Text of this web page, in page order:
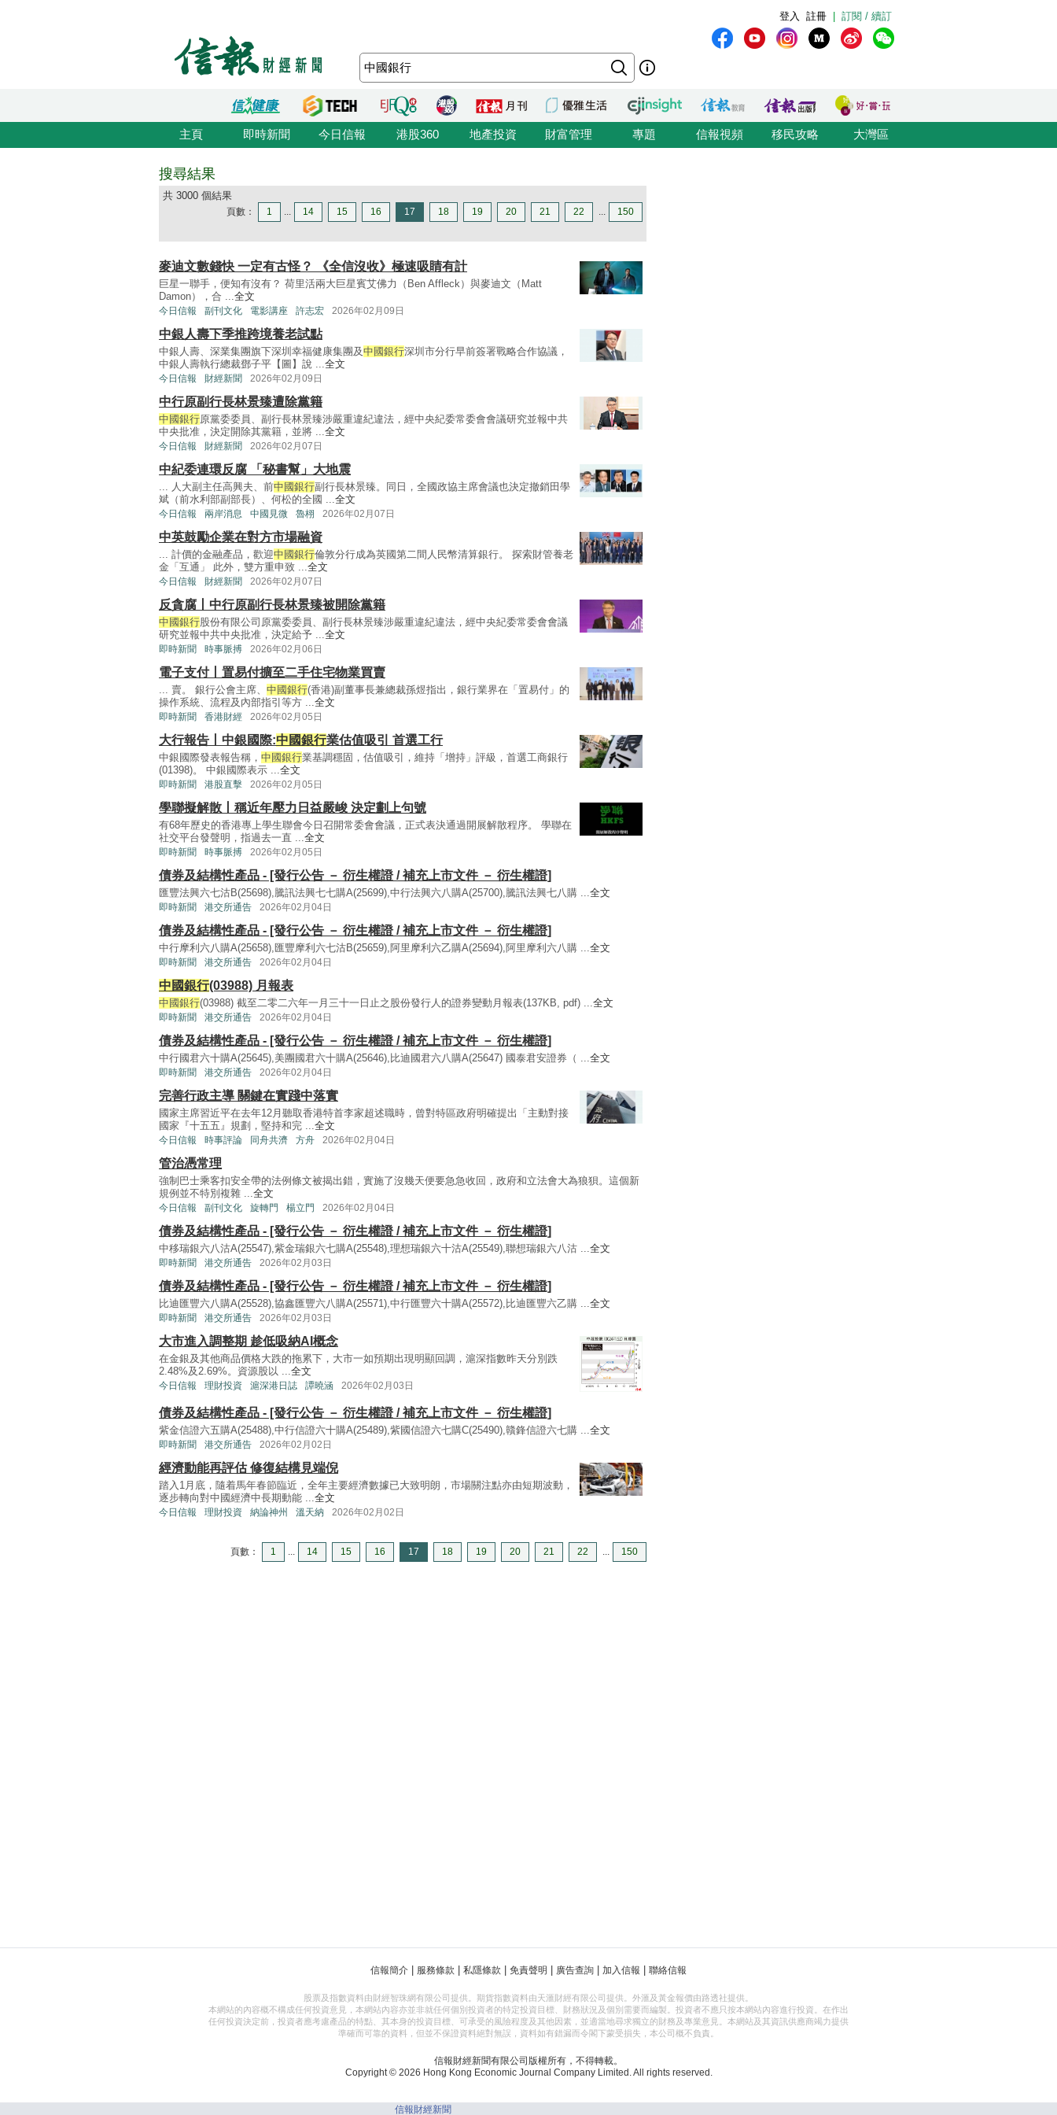
訂閱 / 續訂
註冊
登入
主頁 即時新聞 今日信報 港股360 地產投資 財富管理 專題 信報視頻 移民攻略 大灣區
搜尋結果
共 3000 個結果
頁數： 1 ... 14 15 16 17 18 19 20 21 22 ... 150
麥迪文數錢快 一定有古怪？ 《全信沒收》極速吸睛有計
巨星一聯手，便知有沒有？ 荷里活兩大巨星賓艾佛力（Ben Affleck）與麥迪文（Matt
Damon），合 ...全文
今日信報 副刊文化 電影講座 許志宏 2026年02月09日
中銀人壽下季推跨境養老試點
中銀人壽、深業集團旗下深圳幸福健康集團及中國銀行深圳市分行早前簽署戰略合作協議，
中銀人壽執行總裁鄧子平【圖】說 ...全文
今日信報 財經新聞 2026年02月09日
中行原副行長林景臻遭除黨籍
中國銀行原黨委委員、副行長林景臻涉嚴重違紀違法，經中央紀委常委會會議研究並報中共
中央批准，決定開除其黨籍，並將 ...全文
今日信報 財經新聞 2026年02月07日
中紀委連環反腐 「秘書幫」大地震
... 人大副主任高興夫、前中國銀行副行長林景臻。同日，全國政協主席會議也決定撤銷田學
斌（前水利部副部長）、何松的全國 ...全文
今日信報 兩岸消息 中國見微 魯栩 2026年02月07日
中英鼓勵企業在對方市場融資
... 計價的金融產品，歡迎中國銀行倫敦分行成為英國第二間人民幣清算銀行。 探索財管養老
金「互通」 此外，雙方重申致 ...全文
今日信報 財經新聞 2026年02月07日
反貪腐丨中行原副行長林景臻被開除黨籍
中國銀行股份有限公司原黨委委員、副行長林景臻涉嚴重違紀違法，經中央紀委常委會會議
研究並報中共中央批准，決定給予 ...全文
即時新聞 時事脈搏 2026年02月06日
電子支付丨置易付擴至二手住宅物業買賣
... 賣。 銀行公會主席、 中國銀行(香港)副董事長兼總裁孫煜指出，銀行業界在「置易付」的
操作系統、流程及內部指引等方 ...全文
即時新聞 香港財經 2026年02月05日
大行報告丨中銀國際:中國銀行業估值吸引 首選工行
中銀國際發表報告稱， 中國銀行業基調穩固，估值吸引，維持「增持」評級，首選工商銀行
(01398)。 中銀國際表示 ...全文
即時新聞 港股直擊 2026年02月05日
學聯擬解散丨稱近年壓力日益嚴峻 決定劃上句號
有68年歷史的香港專上學生聯會今日召開常委會會議，正式表決通過開展解散程序。 學聯在
社交平台發聲明，指過去一直 ...全文
即時新聞 時事脈搏 2026年02月05日
債券及結構性產品 - [發行公告 － 衍生權證 / 補充上市文件 － 衍生權證]
匯豐法興六七沽B(25698),騰訊法興七七購A(25699),中行法興六八購A(25700),騰訊法興七八購 ...全文
即時新聞 港交所通告 2026年02月04日
債券及結構性產品 - [發行公告 － 衍生權證 / 補充上市文件 － 衍生權證]
中行摩利六八購A(25658),匯豐摩利六七沽B(25659),阿里摩利六乙購A(25694),阿里摩利六八購 ...全文
即時新聞 港交所通告 2026年02月04日
中國銀行(03988) 月報表
中國銀行(03988) 截至二零二六年一月三十一日止之股份發行人的證券變動月報表(137KB, pdf) ...全文
即時新聞 港交所通告 2026年02月04日
債券及結構性產品 - [發行公告 － 衍生權證 / 補充上市文件 － 衍生權證]
中行國君六十購A(25645),美團國君六十購A(25646),比迪國君六八購A(25647) 國泰君安證券（ ...全文
即時新聞 港交所通告 2026年02月04日
完善行政主導 關鍵在實踐中落實
國家主席習近平在去年12月聽取香港特首李家超述職時，曾對特區政府明確提出「主動對接
國家『十五五』規劃，堅持和完 ...全文
今日信報 時事評論 同舟共濟 方舟 2026年02月04日
管治憑常理
強制巴士乘客扣安全帶的法例條文被揭出錯，實施了沒幾天便要急急收回，政府和立法會大為狼狽。這個新
規例並不特別複雜 ...全文
今日信報 副刊文化 旋轉門 楊立門 2026年02月04日
債券及結構性產品 - [發行公告 － 衍生權證 / 補充上市文件 － 衍生權證]
中移瑞銀六八沽A(25547),紫金瑞銀六七購A(25548),理想瑞銀六十沽A(25549),聯想瑞銀六八沽 ...全文
即時新聞 港交所通告 2026年02月03日
債券及結構性產品 - [發行公告 － 衍生權證 / 補充上市文件 － 衍生權證]
比迪匯豐六八購A(25528),協鑫匯豐六八購A(25571),中行匯豐六十購A(25572),比迪匯豐六乙購 ...全文
即時新聞 港交所通告 2026年02月03日
大市進入調整期 趁低吸納AI概念
在金銀及其他商品價格大跌的拖累下，大市一如預期出現明顯回調，滬深指數昨天分別跌
2.48%及2.69%。資源股以 ...全文
今日信報 理財投資 滬深港日誌 譚曉涵 2026年02月03日
債券及結構性產品 - [發行公告 － 衍生權證 / 補充上市文件 － 衍生權證]
紫金信證六五購A(25488),中行信證六十購A(25489),紫國信證六七購C(25490),贛鋒信證六七購 ...全文
即時新聞 港交所通告 2026年02月02日
經濟動能再評估 修復結構見端倪
踏入1月底，隨着馬年春節臨近，全年主要經濟數據已大致明朗，市場關注點亦由短期波動，
逐步轉向對中國經濟中長期動能 ...全文
今日信報 理財投資 納論神州 溫天納 2026年02月02日
頁數： 1 ... 14 15 16 17 18 19 20 21 22 ... 150
信報簡介 服務條款 私隱條款 免責聲明 廣告查詢 加入信報 聯絡信報
股票及指數資料由財經智珠網有限公司提供。期貨指數資料由天滙財經有限公司提供。外滙及黃金報價由路透社提供。
本網站的內容概不構成任何投資意見，本網站內容亦並非就任何個別投資者的特定投資目標、財務狀況及個別需要而編製。投資者不應只按本網站內容進行投資。在作出
任何投資決定前，投資者應考慮產品的特點、其本身的投資目標、可承受的風險程度及其他因素，並適當地尋求獨立的財務及專業意見。本網站及其資訊供應商竭力提供
準確而可靠的資料，但並不保證資料絕對無誤，資料如有錯漏而令閣下蒙受損失，本公司概不負責。
信報財經新聞有限公司版權所有，不得轉載。
Copyright © 2026 Hong Kong Economic Journal Company Limited. All rights reserved.
信報財經新聞